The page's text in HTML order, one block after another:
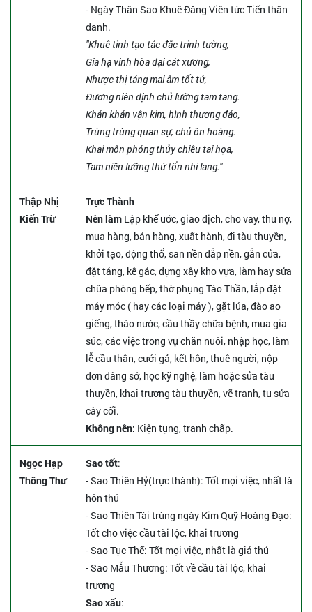
- Ngày Thân Sao Khuê Đăng Viên tức Tiến thân
danh.
"Khuê tinh tạo tác đắc trinh tường,
Gia hạ vinh hòa đại cát xương,
Nhược thị táng mai âm tốt tử,
Đương niên định chủ lưỡng tam tang.
Khán khán vận kim, hình thương đáo,
Trùng trùng quan sự, chủ ôn hoàng.
Khai môn phóng thủy chiêu tai họa,
Tam niên lưỡng thứ tổn nhi lang."
Thập Nhị
Kiến Trừ
Trực Thành
Nên làm Lập khế ước, giao dịch, cho vay, thu nợ,
mua hàng, bán hàng, xuất hành, đi tàu thuyền,
khởi tạo, động thổ, san nền đắp nền, gắn cửa,
đặt táng, kê gác, dựng xây kho vựa, làm hay sửa
chữa phòng bếp, thờ phụng Táo Thần, lắp đặt
máy móc ( hay các loại máy ), gặt lúa, đào ao
giếng, tháo nước, cầu thầy chữa bệnh, mua gia
súc, các việc trong vụ chăn nuôi, nhập học, làm
lễ cầu thân, cưới gả, kết hôn, thuê người, nộp
đơn dâng sớ, học kỹ nghệ, làm hoặc sửa tàu
thuyền, khai trương tàu thuyền, vẽ tranh, tu sửa
cây cối.
Không nên: Kiện tụng, tranh chấp.
Ngọc Hạp
Thông Thư
Sao tốt:
- Sao Thiên Hỷ(trực thành): Tốt mọi việc, nhất là
hôn thú
- Sao Thiên Tài trùng ngày Kim Quỹ Hoàng Đạo:
Tốt cho việc cầu tài lộc, khai trương
- Sao Tục Thế: Tốt mọi việc, nhất là giá thú
- Sao Mẫu Thương: Tốt về cầu tài lộc, khai
trương
Sao xấu: